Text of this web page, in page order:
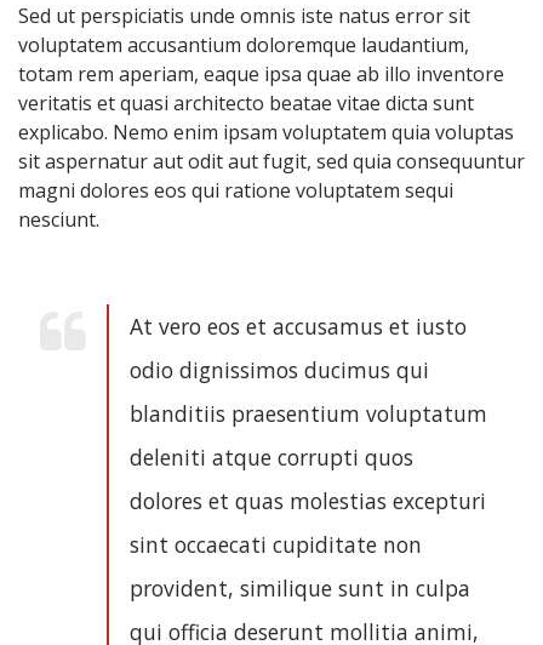
Sed ut perspiciatis unde omnis iste natus error sit
voluptatem accusantium doloremque laudantium,
totam rem aperiam, eaque ipsa quae ab illo inventore
veritatis et quasi architecto beatae vitae dicta sunt
explicabo. Nemo enim ipsam voluptatem quia voluptas
sit aspernatur aut odit aut fugit, sed quia consequuntur
magni dolores eos qui ratione voluptatem sequi
nesciunt.
At vero eos et accusamus et iusto
odio dignissimos ducimus qui
blanditiis praesentium voluptatum
deleniti atque corrupti quos
dolores et quas molestias excepturi
sint occaecati cupiditate non
provident, similique sunt in culpa
qui officia deserunt mollitia animi,